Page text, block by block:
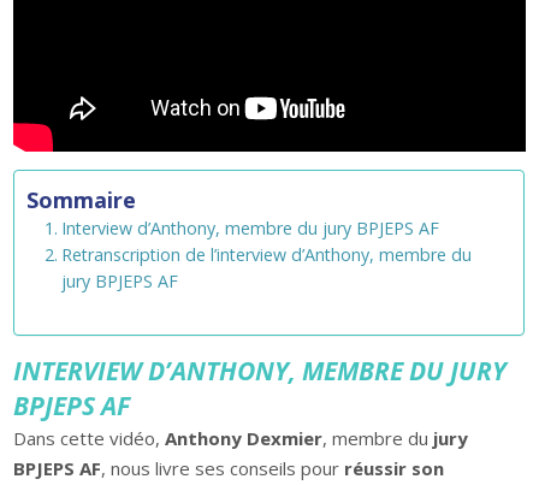
Sommaire
Interview d’Anthony, membre du jury BPJEPS AF
Retranscription de l’interview d’Anthony, membre du
jury BPJEPS AF
INTERVIEW D’ANTHONY, MEMBRE DU JURY
BPJEPS AF
Dans cette vidéo,Anthony Dexmier, membre du jury
BPJEPS AF, nous livre ses conseils pour réussir son